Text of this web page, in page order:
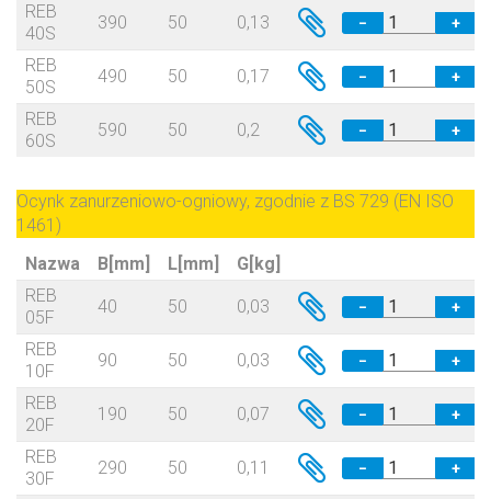
REB
40S
390 50 0,13 − +
REB
50S
490 50 0,17 − +
REB
60S
590 50 0,2 − +
Ocynk zanurzeniowo-ogniowy, zgodnie z BS 729 (EN ISO
1461)
Nazwa
B[mm] L[mm]
G[kg]
REB
05F
40 50 0,03 − +
REB
10F
90 50 0,03 − +
REB
20F
190 50 0,07 − +
REB
30F
290 50 0,11 − +